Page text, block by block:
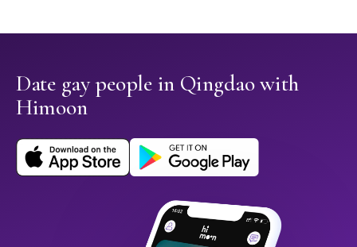
Date gay people in Qingdao with
Himoon